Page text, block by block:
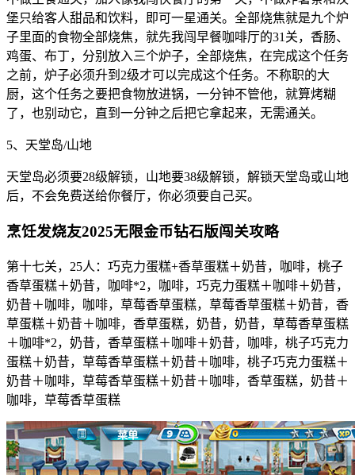
堡只给客人甜品和饮料，即可一星通关。全部烧焦就是九个炉
子里面的食物全部烧焦，就先我闯早餐咖啡厅的31关，香肠、
鸡蛋、布丁，分别放入三个炉子，全部烧焦，在完成这个任务
之前，炉子必须升到2级才可以完成这个任务。不称职的大
厨，这个任务之要把食物放进锅，一分钟不管他，就算烤糊
了，也别动它，直到一分钟之后把它拿起来，无需通关。
5、天堂岛/山地
天堂岛必须要28级解锁，山地要38级解锁，解锁天堂岛或山地
后，不会免费送给你餐厅，你必须要自己买。
烹饪发烧友2025无限金币钻石版闯关攻略
第十七关，25人：巧克力蛋糕+香草蛋糕＋奶昔，咖啡，桃子
香草蛋糕＋奶昔，咖啡*2，咖啡，巧克力蛋糕＋咖啡＋奶昔，
奶昔＋咖啡，咖啡，草莓香草蛋糕，草莓香草蛋糕＋奶昔，香
草蛋糕＋奶昔＋咖啡，香草蛋糕，奶昔，奶昔，草莓香草蛋糕
＋咖啡*2，奶昔，香草蛋糕＋咖啡＋奶昔，咖啡，桃子巧克力
蛋糕＋奶昔，草莓香草蛋糕＋奶昔＋咖啡，桃子巧克力蛋糕＋
奶昔＋咖啡，草莓香草蛋糕＋奶昔＋咖啡，香草蛋糕，奶昔＋
咖啡，草莓香草蛋糕